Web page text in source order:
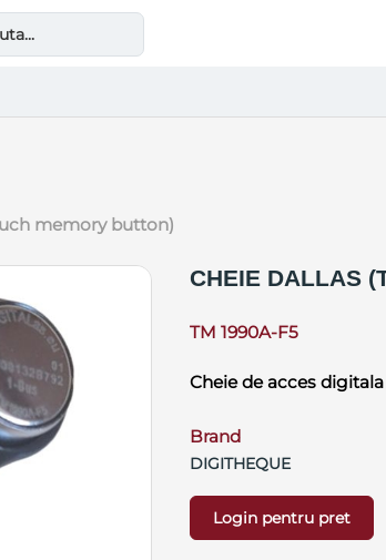
memory button)
CHEIE DALLAS
TM 1990A-F5
Cheie de acces
Brand
DIGITHEQUE
Login pentru pret